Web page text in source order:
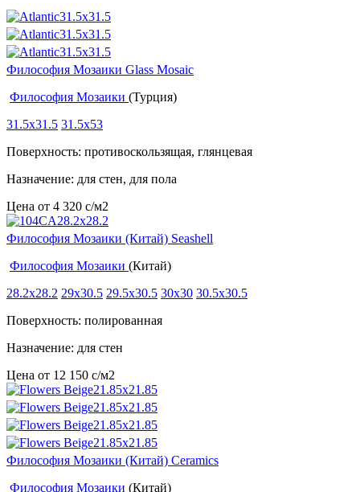
Философия Мозаики Glass Mosaic
Философия Мозаики (Турция)
31.5x31.5 31.5x53
Поверхность: противоскользящая, глянцевая
Назначение: для стен, для пола
Цена от 4 320 c/м2
Философия Мозаики (Китай) Seashell
Философия Мозаики (Китай)
28.2x28.2 29x30.5 29.5x30.5 30x30 30.5x30.5
Поверхность: полированная
Назначение: для стен
Цена от 12 150 c/м2
Философия Мозаики (Китай) Ceramics
Философия Мозаики (Китай)